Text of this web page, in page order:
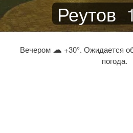
Реутов
Вечером ☁ +30°. Ожидается
погода.